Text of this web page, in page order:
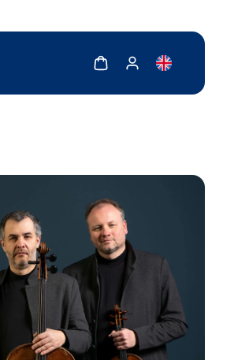
Zobrazit košíkZobrazit můj účet